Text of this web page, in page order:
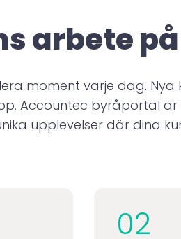
arbete
moment varje dag.
Accountec byråportal
upplevelser där dina
02